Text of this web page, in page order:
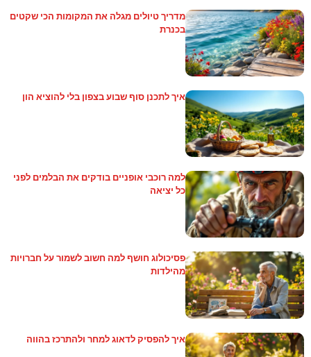
מדריך טיולים מגלה את המקומות הכי שקטים
בכנרת
איך לתכנן סוף שבוע בצפון בלי להוציא הון
למה רוכבי אופניים בודקים את הבלמים לפני
כל יציאה
פסיכולוג חושף למה חשוב לשמור על חברויות
מהילדות
איך להפסיק לדאוג למחר ולהתרכז בהווה